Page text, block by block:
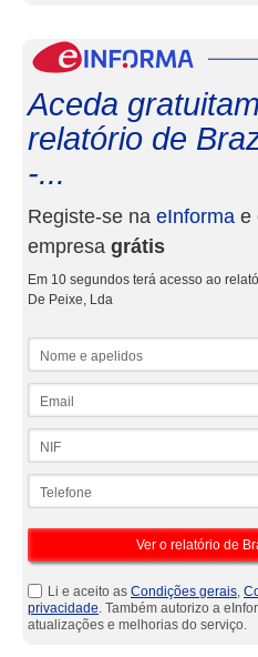
Aceda
relatório de
-...
Registe-se na eInforma e
empresa grátis
Em 10 segundos terá acesso ao
De Peixe, Lda
Li e aceito as Condições gerais,
privacidade. Também autorizo a
atualizações e melhorias do serviço.